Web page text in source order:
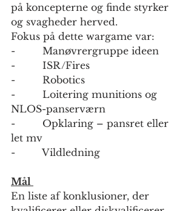
på koncepterne og finde styrker
og svagheder herved.
Fokus på dette wargame var:
-         Manøvrergruppe ideen
-         ISR/Fires
-         Robotics
-         Loitering munitions og
NLOS-panserværn
-         Opklaring – pansret eller
let mv
-         Vildledning
Mål
En liste af konklusioner, der